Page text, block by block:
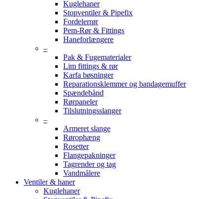
Kuglehaner
Stopventiler & Pipefix
Fordelerrør
Pem-Rør & Fittings
Haneforlængere
–
Pak & Fugematerialer
Lim fittings & rør
Karfa bøsninger
Reparationsklemmer og bandagemuffer
Spændebånd
Rørpaneler
Tilslutningsslanger
–
Armeret slange
Rørophæng
Rosetter
Flangepakninger
Tagrender og tag
Vandmålere
Ventiler & haner
Kuglehaner